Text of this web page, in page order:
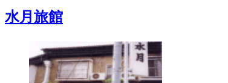
水月旅館